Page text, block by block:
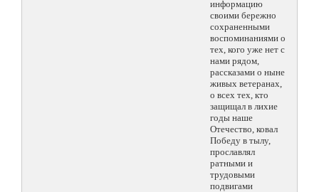
информацию
своими бережно
сохраненными
воспоминаниями о
тех, кого уже нет с
нами рядом,
рассказами о ныне
живых ветеранах,
о всех тех, кто
защищал в лихие
годы наше
Отечество, ковал
Победу в тылу,
прославлял
ратными и
трудовыми
подвигами